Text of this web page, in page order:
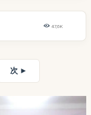
47,6K
次 ►